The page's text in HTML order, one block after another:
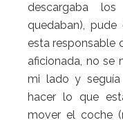
descargaba
quedaban),
esta responsable
aficionada, no se
mi lado y
hacer lo que
mover el coche